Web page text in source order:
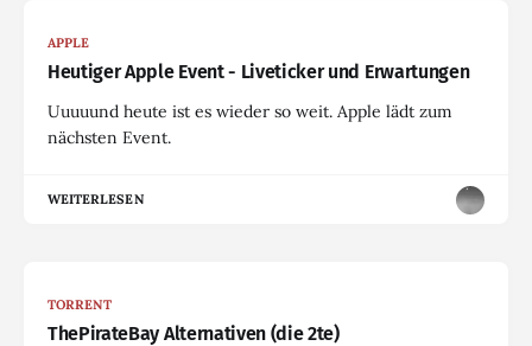
APPLE
Heutiger Apple Event - Liveticker und Erwartungen
Uuuuund heute ist es wieder so weit. Apple lädt zum
nächsten Event.
WEITERLESEN
TORRENT
ThePirateBay Alternativen (die 2te)